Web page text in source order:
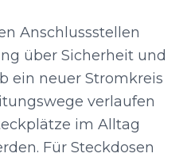
Anschlussstellen
über Sicherheit und
ein neuer Stromkreis
verlaufen
im Alltag
Für Steckdosen